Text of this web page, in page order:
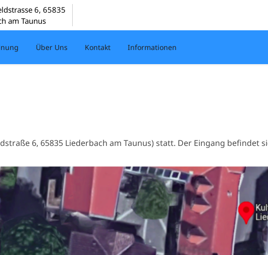
6, 65835
am Taunus
Über Uns Kontakt Informationen
6, 65835 Liederbach am Taunus) statt. Der Eingang befindet